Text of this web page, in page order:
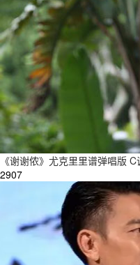
《谢谢侬》尤克里里谱弹唱版
2907